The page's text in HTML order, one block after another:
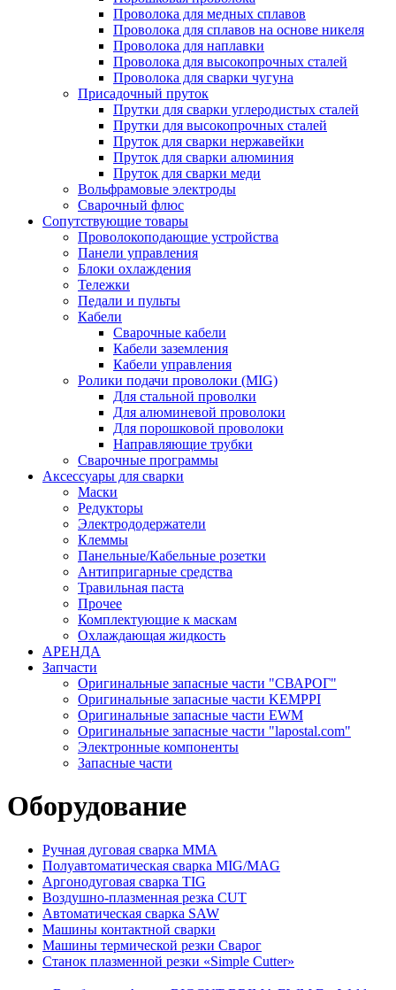
Проволока для медных сплавов
Проволока для сплавов на основе никеля
Проволока для наплавки
Проволока для высокопрочных сталей
Проволока для сварки чугуна
Присадочный пруток
Прутки для сварки углеродистых сталей
Прутки для высокопрочных сталей
Пруток для сварки нержавейки
Пруток для сварки алюминия
Пруток для сварки меди
Вольфрамовые электроды
Сварочный флюс
Сопутствующие товары
Проволокоподающие устройства
Панели управления
Блоки охлаждения
Тележки
Педали и пульты
Кабели
Сварочные кабели
Кабели заземления
Кабели управления
Ролики подачи проволоки (MIG)
Для стальной проволки
Для алюминевой проволоки
Для порошковой проволоки
Направляющие трубки
Сварочные программы
Аксессуары для сварки
Маски
Редукторы
Электрододержатели
Клеммы
Панельные/Кабельные розетки
Антипригарные средства
Травильная паста
Прочее
Комплектующие к маскам
Охлаждающая жидкость
АРЕНДА
Запчасти
Оригинальные запасные части "СВАРОГ"
Оригинальные запасные части KEMPPI
Оригинальные запасные части EWM
Оригинальные запасные части "lapostal.com"
Электронные компоненты
Запасные части
Оборудование
Ручная дуговая сварка ММА
Полуавтоматическая сварка MIG/MAG
Аргонодуговая сварка TIG
Воздушно-плазменная резка CUT
Автоматическая сварка SAW
Машины контактной сварки
Машины термической резки Сварог
Станок плазменной резки «Simple Cutter»